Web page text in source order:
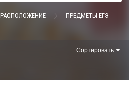
РАСПОЛОЖЕНИЕ ПРЕДМЕТЫ ЕГЭ
Сортировать